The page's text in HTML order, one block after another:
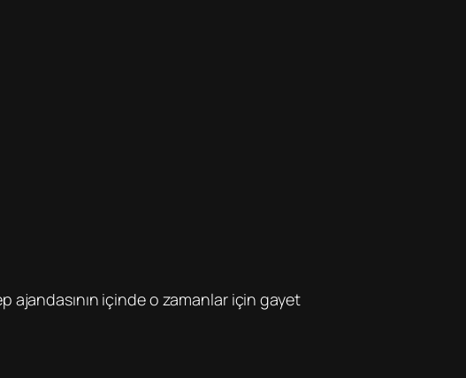
ajandasının içinde o zamanlar için gayet